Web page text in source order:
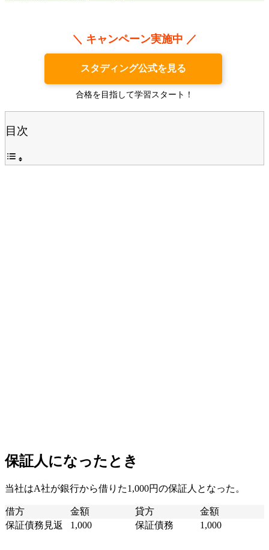
＼ キャンペーン実施中 ／
スタディング公式を見る
合格を目指して学習スタート！
目次
保証人になったとき
当社はA社が銀行から借りた1,000円の保証人となった。
借方 金額 貸方
金額
保証債務見返
1,000 保証債務 1,000